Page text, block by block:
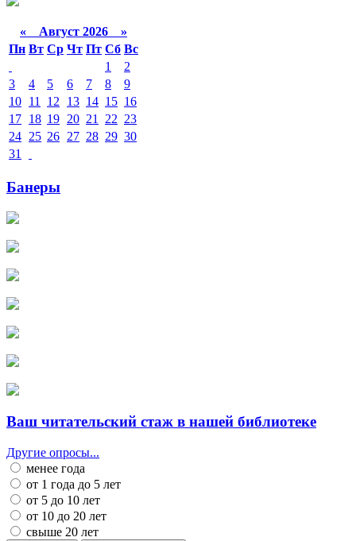
« Август 2026 »
Пн Вт Ср Чт Пт Сб Вс
1
2
3
4 5 6 7 8
9
10 11 12 13 14 15 16
17 18 19 20 21 22 23
24 25 26 27 28 29 30
31
Банеры
Ваш читательский стаж в нашей библиотеке
Другие опросы...
менее года
от 1 года до 5 лет
от 5 до 10 лет
от 10 до 20 лет
свыше 20 лет